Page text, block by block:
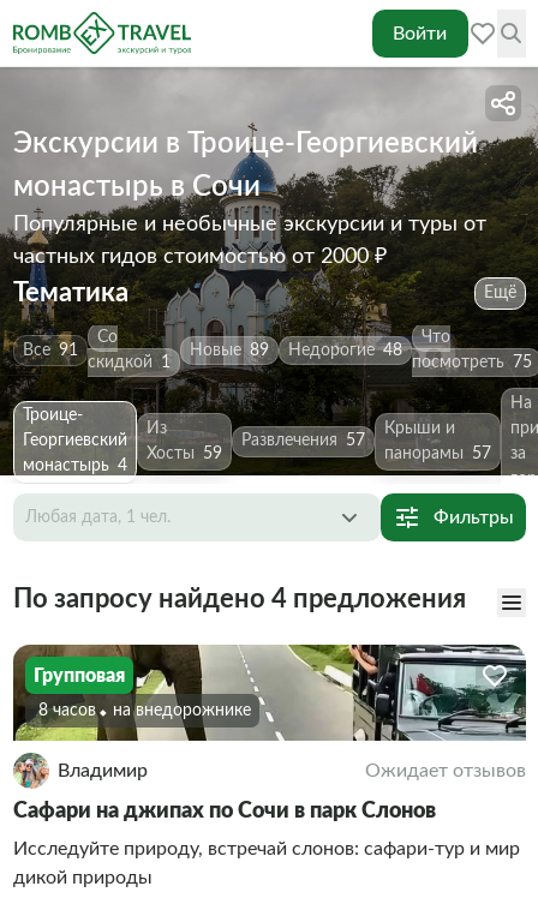
Войти
Экскурсии в Троице-Георгиевский
монастырь в Сочи
Популярные и необычные экскурсии и туры от
частных гидовстоимостью от 2000 ₽
Тематика Ещё
Все 91
Со
скидкой
1
Новые 89 Недорогие 48
Что
посмотреть
75
Троице-
Георгиевский
монастырь 4
Из
Хосты
59
Развлечения 57
Крыши и
панорамы
57
На
за
Любая дата, 1 чел. Фильтры
По запросу найдено 4 предложения
Групповая
8 часов На внедорожнике
Владимир Ожидает отзывов
Сафари на джипах по Сочи в парк Слонов
Исследуйте природу, встречай слонов: сафари-тур и мир
дикой природы